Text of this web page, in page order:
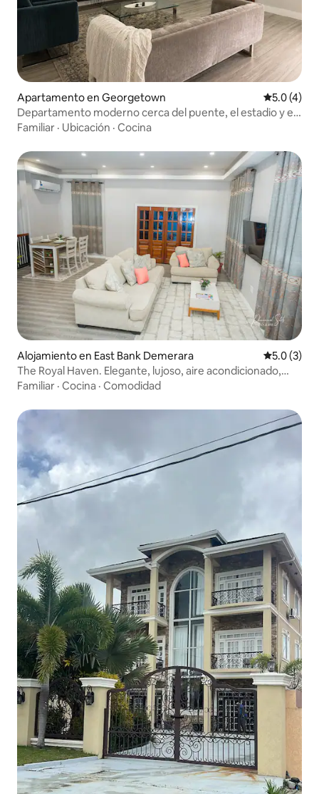
Apartamento en Georgetown
5.0 (4)
Departamento moderno cerca del puente, el estadio y el
centro comercial
Familiar · Ubicación · Cocina
Alojamiento en East Bank Demerara
5.0 (3)
The Royal Haven. Elegante, lujoso, aire acondicionado,
frío/calor.
Familiar · Cocina · Comodidad